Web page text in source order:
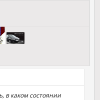
в каком состоянии